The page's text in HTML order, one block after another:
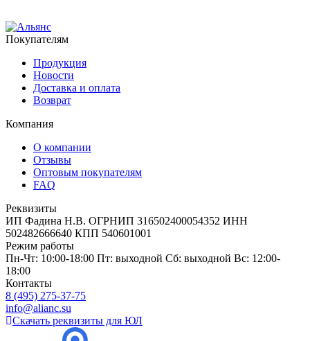
Покупателям
Продукция
Новости
Доставка и оплата
Возврат
Компания
О компании
Отзывы
Оптовым покупателям
FAQ
Реквизиты
ИП Фадина Н.В. ОГРНИП 316502400054352 ИНН
502482666640 КПП 540601001
Режим работы
Пн-Чт: 10:00-18:00 Пт: выходной Сб: выходной Вс: 12:00-
18:00
Контакты
8 (495) 275-37-75
info@alianc.su
Скачать реквизиты для ЮЛ